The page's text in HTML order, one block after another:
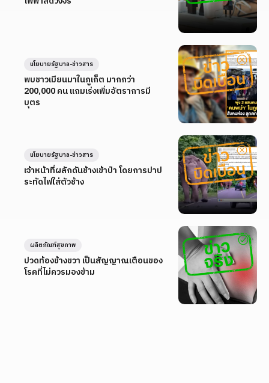
พบชาวเมียนมาในภูเก็ต มากกว่า
200,000 คน แถมเร่งเพิ่มอัตราการมี
บุตร
นโยบายรัฐบาล-ข่าวสาร
เจ้าหน้าที่ผลักดันช้างเข้าป่า โดยการปาป
ระทัดไฟใส่ตัวช้าง
นโยบายรัฐบาล-ข่าวสาร
ปวดท้องข้างขวา เป็นสัญญาณเตือนของ
โรคที่ไม่ควรมองข้าม
ผลิตภัณฑ์สุขภาพ